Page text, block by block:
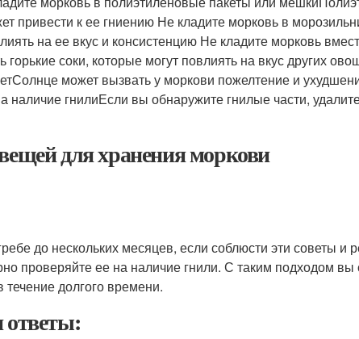
привести к ее гниению Не кладите морковь в
на ее вкус и консистенцию Не кладите морковь
соки, которые могут повлиять на вкус других
может вызвать у моркови пожелтение и
наличие гнилиЕсли вы обнаружите гнилые части,
для хранения моркови
до нескольких месяцев, если соблюсти эти советы и
проверяйте ее на наличие гнили. С таким подходом
долгого времени.